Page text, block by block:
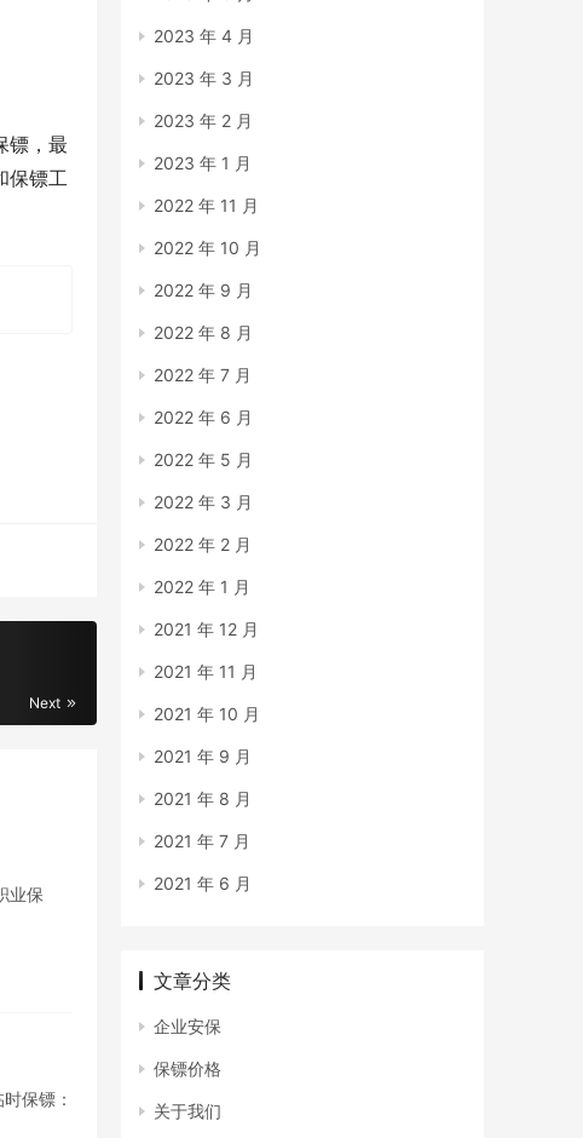
镖，最
保镖工
Next
业保
保镖：
2023 年 4 月
2023 年 3 月
2023 年 2 月
2023 年 1 月
2022 年 11 月
2022 年 10 月
2022 年 9 月
2022 年 8 月
2022 年 7 月
2022 年 6 月
2022 年 5 月
2022 年 3 月
2022 年 2 月
2022 年 1 月
2021 年 12 月
2021 年 11 月
2021 年 10 月
2021 年 9 月
2021 年 8 月
2021 年 7 月
2021 年 6 月
文章分类
企业安保
保镖价格
关于我们